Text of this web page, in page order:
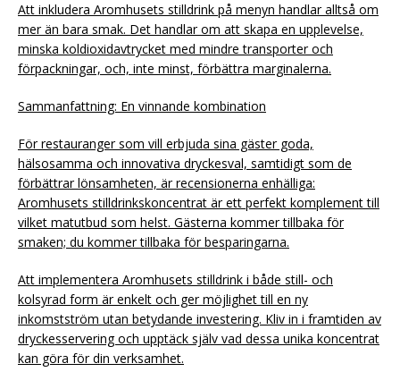
Att inkludera Aromhusets stilldrink på menyn handlar alltså om
mer än bara smak. Det handlar om att skapa en upplevelse,
minska koldioxidavtrycket med mindre transporter och
förpackningar, och, inte minst, förbättra marginalerna.
Sammanfattning: En vinnande kombination
För restauranger som vill erbjuda sina gäster goda,
hälsosamma och innovativa dryckesval, samtidigt som de
förbättrar lönsamheten, är recensionerna enhälliga:
Aromhusets stilldrinkskoncentrat är ett perfekt komplement till
vilket matutbud som helst. Gästerna kommer tillbaka för
smaken; du kommer tillbaka för besparingarna.
Att implementera Aromhusets stilldrink i både still- och
kolsyrad form är enkelt och ger möjlighet till en ny
inkomstström utan betydande investering. Kliv in i framtiden av
dryckesservering och upptäck själv vad dessa unika koncentrat
kan göra för din verksamhet.